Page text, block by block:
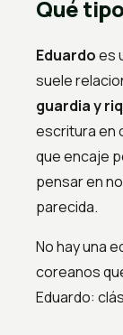
Qué
Eduardoes
suele
guardia y
escritura en
que encaje
pensar en
parecida.
No hay una
coreanos
Eduardo: